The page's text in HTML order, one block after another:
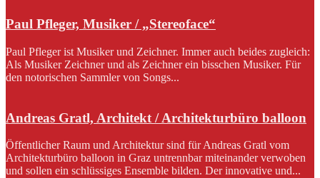
Paul Pfleger, Musiker / „Stereoface“
Paul Pfleger ist Musiker und Zeichner. Immer auch beides zugleich:
Als Musiker Zeichner und als Zeichner ein bisschen Musiker. Für
den notorischen Sammler von Songs...
Andreas Gratl, Architekt / Architekturbüro balloon
Öffentlicher Raum und Architektur sind für Andreas Gratl vom
Architekturbüro balloon in Graz untrennbar miteinander verwoben
und sollen ein schlüssiges Ensemble bilden. Der innovative und...